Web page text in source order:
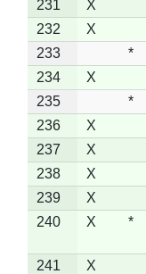
231 X
232
X
233
*
234
X
235
*
236
X
237
X
238
X
239
X
240
X *
241 X